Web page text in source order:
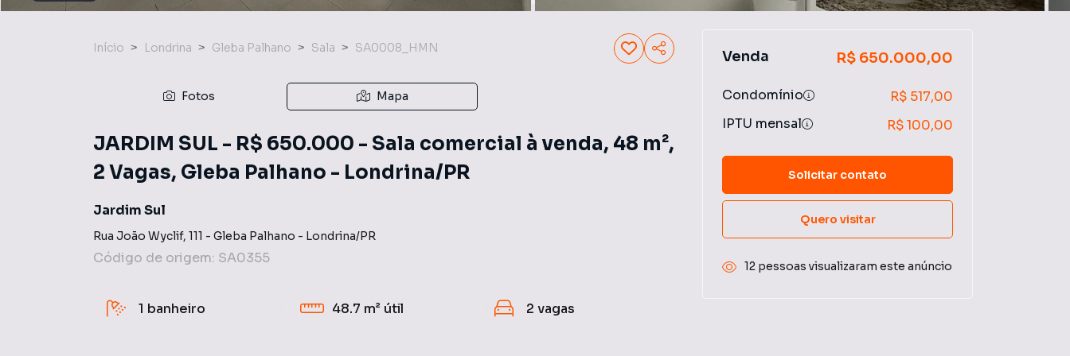
Início Londrina Gleba Palhano Sala SA0008_HMN
Fotos Mapa
JARDIM SUL - R$ 650.000 - Sala comercial à venda, 48 m²,
2 Vagas, Gleba Palhano - Londrina/PR
Jardim Sul
Rua João Wyclif, 111 - Gleba Palhano - Londrina/PR
Código de origem: SA0355
1 banheiro 48.7 m² útil 2 vagas
Venda R$ 650.000,00
Condomínio
R$ 517,00
IPTU mensal
R$ 100,00
Solicitar contato
Quero visitar
12 pessoas visualizaram este anúncio